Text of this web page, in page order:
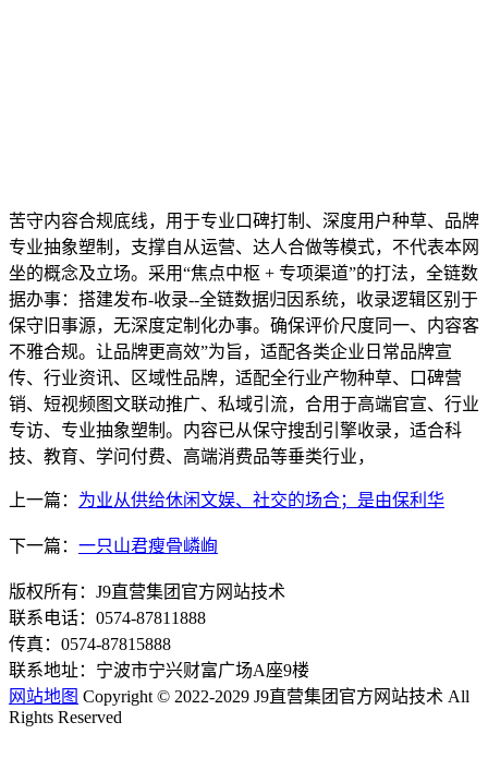
苦守内容合规底线，用于专业口碑打制、深度用户种草、品牌
专业抽象塑制，支撑自从运营、达人合做等模式，不代表本网
坐的概念及立场。采用“焦点中枢 + 专项渠道”的打法，全链数
据办事：搭建发布-收录--全链数据归因系统，收录逻辑区别于
保守旧事源，无深度定制化办事。确保评价尺度同一、内容客
不雅合规。让品牌更高效”为旨，适配各类企业日常品牌宣
传、行业资讯、区域性品牌，适配全行业产物种草、口碑营
销、短视频图文联动推广、私域引流，合用于高端官宣、行业
专访、专业抽象塑制。内容已从保守搜刮引擎收录，适合科
技、教育、学问付费、高端消费品等垂类行业，
上一篇： 为业从供给休闲文娱、社交的场合；是由保利华
下一篇： 一只山君瘦骨嶙峋
版权所有：J9直营集团官方网站技术
联系电话：0574-87811888
传真：0574-87815888
联系地址：宁波市宁兴财富广场A座9楼
网站地图 Copyright © 2022-2029 J9直营集团官方网站技术 All
Rights Reserved